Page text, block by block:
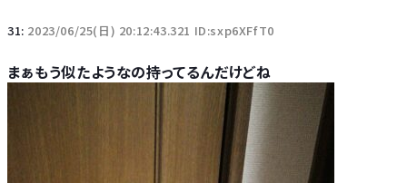
31: 2023/06/25(日) 20:12:43.321 ID:sxp6XFfT0
まぁもう似たようなの持ってるんだけどね